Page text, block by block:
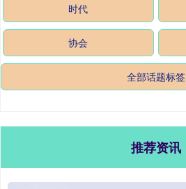
时代
协会
全部话题标签
推荐资讯